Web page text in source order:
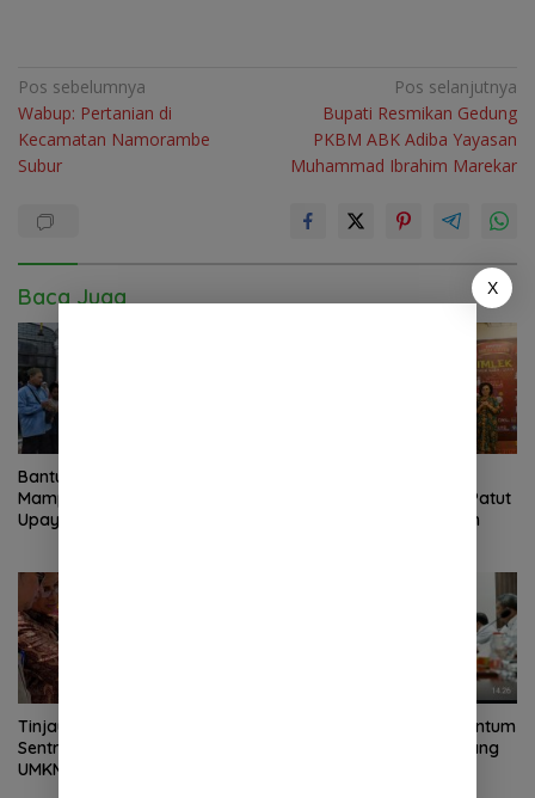
Navigasi
pos
Pos sebelumnya
Wabup: Pertanian di
Kecamatan Namorambe
Subur
Pos selanjutnya
Bupati Resmikan Gedung
PKBM ABK Adiba Yayasan
Muhammad Ibrahim Marekar
Baca Juga
Bantu Anak Anak Kurang
Mampu,Safari Ramadan
Upaya Pemerintah Dekatkan
Tionghoa Deli Serdang Patut
Jadi Contoh Daerah Lain
Tinjau Area Eks Gudang
Sentral PTPN 1 Bupati: Pelaku
UMKM Harus Mendapat
HUT APKASI 2026, Momentum
Angkat Nama Deli Serdang
X